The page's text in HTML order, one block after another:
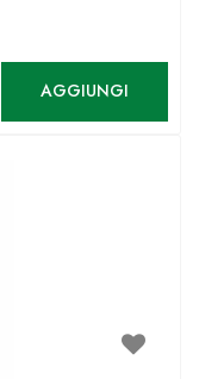
AGGIUNGI